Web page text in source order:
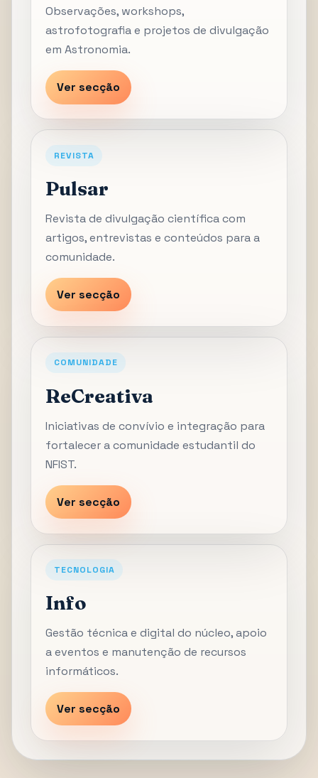
Observações, workshops,
astrofotografia e projetos de divulgação
em Astronomia.
Ver secção
REVISTA
Pulsar
Revista de divulgação científica com
artigos, entrevistas e conteúdos para a
comunidade.
Ver secção
COMUNIDADE
ReCreativa
Iniciativas de convívio e integração para
fortalecer a comunidade estudantil do
NFIST.
Ver secção
TECNOLOGIA
Info
Gestão técnica e digital do núcleo, apoio
a eventos e manutenção de recursos
informáticos.
Ver secção